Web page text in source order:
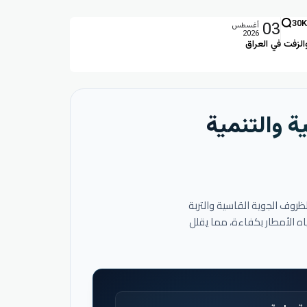
في العراق
30K
03 أغسطس
2026
والتنمية
الجوية القاسية والتربة
الأمطار بكفاءة، مما يقلل